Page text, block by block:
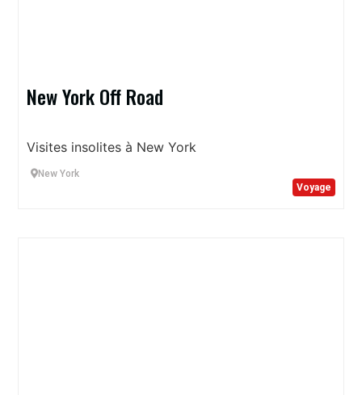
New York Off Road
Visites insolites à New York
New York
Voyage